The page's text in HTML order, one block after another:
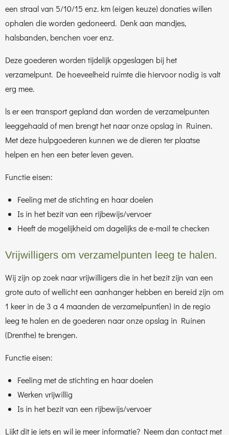
een straal van 5/10/15 enz. km (eigen keuze) donaties willen
ophalen die worden gedoneerd. Denk aan mandjes,
halsbanden, benchen voer enz.
Deze goederen worden tijdelijk opgeslagen bij het
verzamelpunt. De hoeveelheid ruimte die hiervoor nodig is valt
erg mee.
ls er een transport gepland dan worden de verzamelpunten
leeggehaald of men brengt het naar onze opslag in Ruinen.
Met deze hulpgoederen kunnen we de dieren ter plaatse
helpen en hen een beter leven geven.
Functie eisen:
Feeling met de stichting en haar doelen
Is in het bezit van een rijbewijs/vervoer
Heeft de mogelijkheid om dagelijks de e-mail te checken
Vrijwilligers om verzamelpunten leeg te halen.
Wij zijn op zoek naar vrijwilligers die in het bezit zijn van een
grote auto of wellicht een aanhanger hebben en bereid zijn om
1 keer in de 3 a 4 maanden de verzamelpunt(en) in de regio
leeg te halen en de goederen naar onze opslag in Ruinen
(Drenthe) te brengen.
Functie eisen:
Feeling met de stichting en haar doelen
Werken vrijwillig
Is in het bezit van een rijbewijs/vervoer
Lijkt dit je iets en wil je meer informatie? Neem dan contact met